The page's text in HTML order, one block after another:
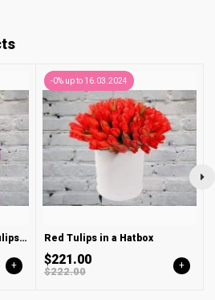
Bouquet of 101 Purple Tulips in a satin ribbon
+
-0% up to 16.03.2024
Red Tulips in a Hatbox
$221.00
$222.00 +